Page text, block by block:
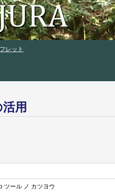
レット
用
ツール ノ カツヨウ